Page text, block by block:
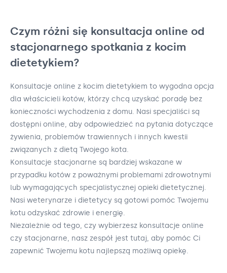
Czym różni się konsultacja online od
stacjonarnego spotkania z kocim
dietetykiem?
Konsultacje online z kocim dietetykiem to wygodna opcja
dla właścicieli kotów, którzy chcą uzyskać poradę bez
konieczności wychodzenia z domu. Nasi specjaliści są
dostępni online, aby odpowiedzieć na pytania dotyczące
żywienia, problemów trawiennych i innych kwestii
związanych z dietą Twojego kota.
Konsultacje stacjonarne są bardziej wskazane w
przypadku kotów z poważnymi problemami zdrowotnymi
lub wymagających specjalistycznej opieki dietetycznej.
Nasi weterynarze i dietetycy są gotowi pomóc Twojemu
kotu odzyskać zdrowie i energię.
Niezależnie od tego, czy wybierzesz konsultacje online
czy stacjonarne, nasz zespół jest tutaj, aby pomóc Ci
zapewnić Twojemu kotu najlepszą możliwą opiekę.